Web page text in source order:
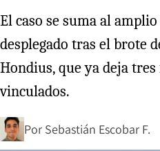
El caso se suma al
desplegado tras el brote
Hondius, que ya deja
vinculados.
Por Sebastián Escobar F.